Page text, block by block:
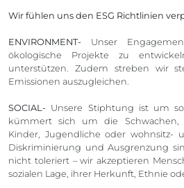
Wir fühlen uns den ESG Richtlinien
ENVIRONMENT- Unser
ökologische Projekte zu
unterstützen. Zudem streben wir
Emissionen auszugleichen.
SOCIAL- Unsere Stiphtung ist um
kümmert sich um die Schwachen,
Kinder, Jugendliche oder wohnsitz-
Diskriminierung und Ausgrenzung
nicht toleriert – wir akzeptieren
sozialen Lage, ihrer Herkunft, Ethnie